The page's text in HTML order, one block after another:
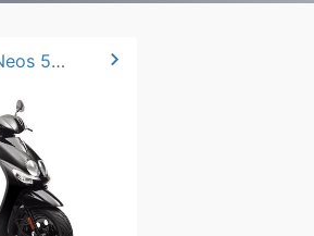
2021 Yamaha Neos 50-125cc chevron_right